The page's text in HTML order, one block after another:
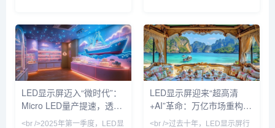
95%，成本较两年前下降
60%。这意味着曾被视作“下一
代显示技术”的Micro LED，正式
从实验室走向规模化商用。与传
统的LCD和OLED相比，Micro
LED在亮度、响应速度和寿命上
具有压倒性优势，尤其适合户外
强光环境下的超高清显示。业内
99.9%，单颗成本下降40%，这
意味着困扰行业十年的“量产魔
咒”正式解除。与传统的LCD和
OLED相比，Micro LED在亮
度、寿命和响应速度上实现了数
量级提升，尤其是在户外强光环
境下，其20000尼特以上的峰值
亮度让画面依然清晰锐利。业内
LED显示屏迈入“微时代”：
Micro LED量产提速，透明
屏与虚拟拍摄引爆新场景
<br />2025年第一季度，LED显
LED显示屏迎来“超高清
+AI”革命：万亿市场重构进
行时
<br />过去十年，LED显示屏行